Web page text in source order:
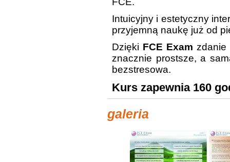
Intuicyjny i estetyczny
przyjemną naukę już od
Dzięki FCE Exam zdanie
znacznie prostsze, a
bezstresowa.
Kurs zapewnia 160
galeria